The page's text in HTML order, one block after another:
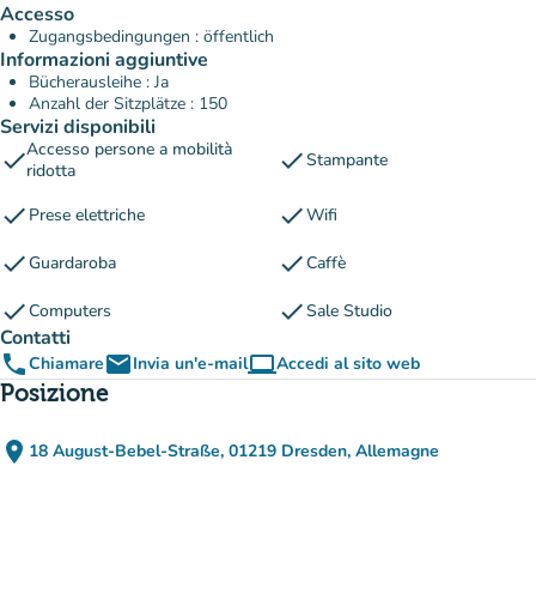
Accesso
Zugangsbedingungen : öffentlich
Informazioni aggiuntive
Bücherausleihe : Ja
Anzahl der Sitzplätze : 150
Servizi disponibili
checkAccesso persone a mobilità
ridotta
checkStampante
check Prese elettriche checkWifi
checkGuardaroba checkCaffè
checkComputers checkSale Studio
Contatti
phoneChiamareemailInvia un'e-mailcomputerAccedi al sito web
(nuova scheda)
Posizione
place 18 August-Bebel-Straße, 01219 Dresden, Allemagne
(apri in Google Maps)
(nuova scheda)